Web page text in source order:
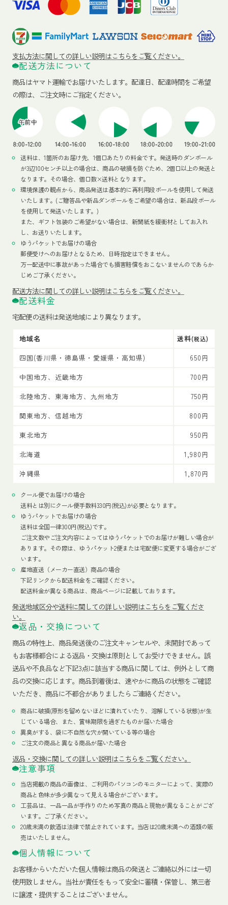
支払方法に関しての詳しい説明はこちらをご覧ください。
配送方法について
商品はヤマト運輸でお届けいたします。 配達日、配達時間をご希望
の際は、ご注文時にご指定ください。
送料は、1箇所のお届け先、1個口あたりの料金です。発送時のダンボール
が3辺100センチ以上の場合は、商品の破損を防ぐため、2個口以上の発送と
なります。その場合、個口数×送料となります。
環境保護の観点から、商品発送は基本的に再利用段ボールを使用して発送
いたします。(ご贈答品や新品ダンボールをご希望の場合は、新品段ボール
を使用して発送いたします。)
また、ギフト包装のご希望がない場合は、新聞紙を緩衝材としてお入れ
し、お送りいたします。
ゆうパケットでお届けの場合
郵便受けへのお届けとなるため、日時指定はできません。
万一配送中に事故があった場合でも損害賠償をおこないませんのであらか
じめご了承ください。
配送方法に関しての詳しい説明はこちらをご覧ください。
配送料金
宅配便の送料は発送地域により異なります。
地域名 送料(税込)
四国(香川県・徳島県・愛媛県・高知県)
650円
中国地方、近畿地方
700円
北陸地方、東海地方、九州地方
750円
関東地方、信越地方
800円
東北地方
950円
北海道
1,980円
沖縄県
1,870円
クール便でお届けの場合
送料とは別にクール便手数料330円(税込)が必要となります。
ゆうパケットでお届けの場合
送料は全国一律300円(税込)です。
ご注文数やご注文内容によってはゆうパケットでのお届けが難しい場合が
あります。その際は、ゆうパケット2便または宅配便に変更する場合がござ
います。
産地直送（メーカー直送）商品の場合
下記リンクから配送料金をご確認ください。
配送料金が異なる商品は、商品ページに記載しております。
発送地域区分や送料に関しての詳しい説明はこちらをご覧くださ
い。
返品・交換について
商品の特性上、商品発送後のご注文キャンセルや、未開封であって
もお客様都合による返品・交換は原則としてお受けできません。誤
送品や不良品など下記3点に該当する商品に関しては、例外として商
品の交換に応じます。商品到着後は、速やかに商品の状態をご確認
いただき、商品に不都合がありましたらご連絡ください。
商品に破損(原形を留めないほどに潰れていたり、溶解している状態)が生
じている場合、また、賞味期限を過ぎたものが届いた場合
異臭がする、袋に不自然な穴が開いている等の場合
ご注文の商品と異なる商品が届いた場合
返品・交換に関しての詳しい説明はこちらをご覧ください。
注意事項
当店掲載の商品の画像は、ご利用のパソコンのモニターによって、実際の
商品と色味が多少異なって見える場合がございます。
工芸品は、一品一品が手作りのため写真の商品と現物が異なることがござ
います。ご了承ください。
20歳未満の飲酒は法律で禁止されています。当店は20歳未満への酒類の販
売はいたしません。
個人情報について
お客様からいただいた個人情報は商品の発送とご連絡以外には一切
使用致しません。当社が責任をもって安全に蓄積・保管し、第三者
に譲渡・提供することはございません。